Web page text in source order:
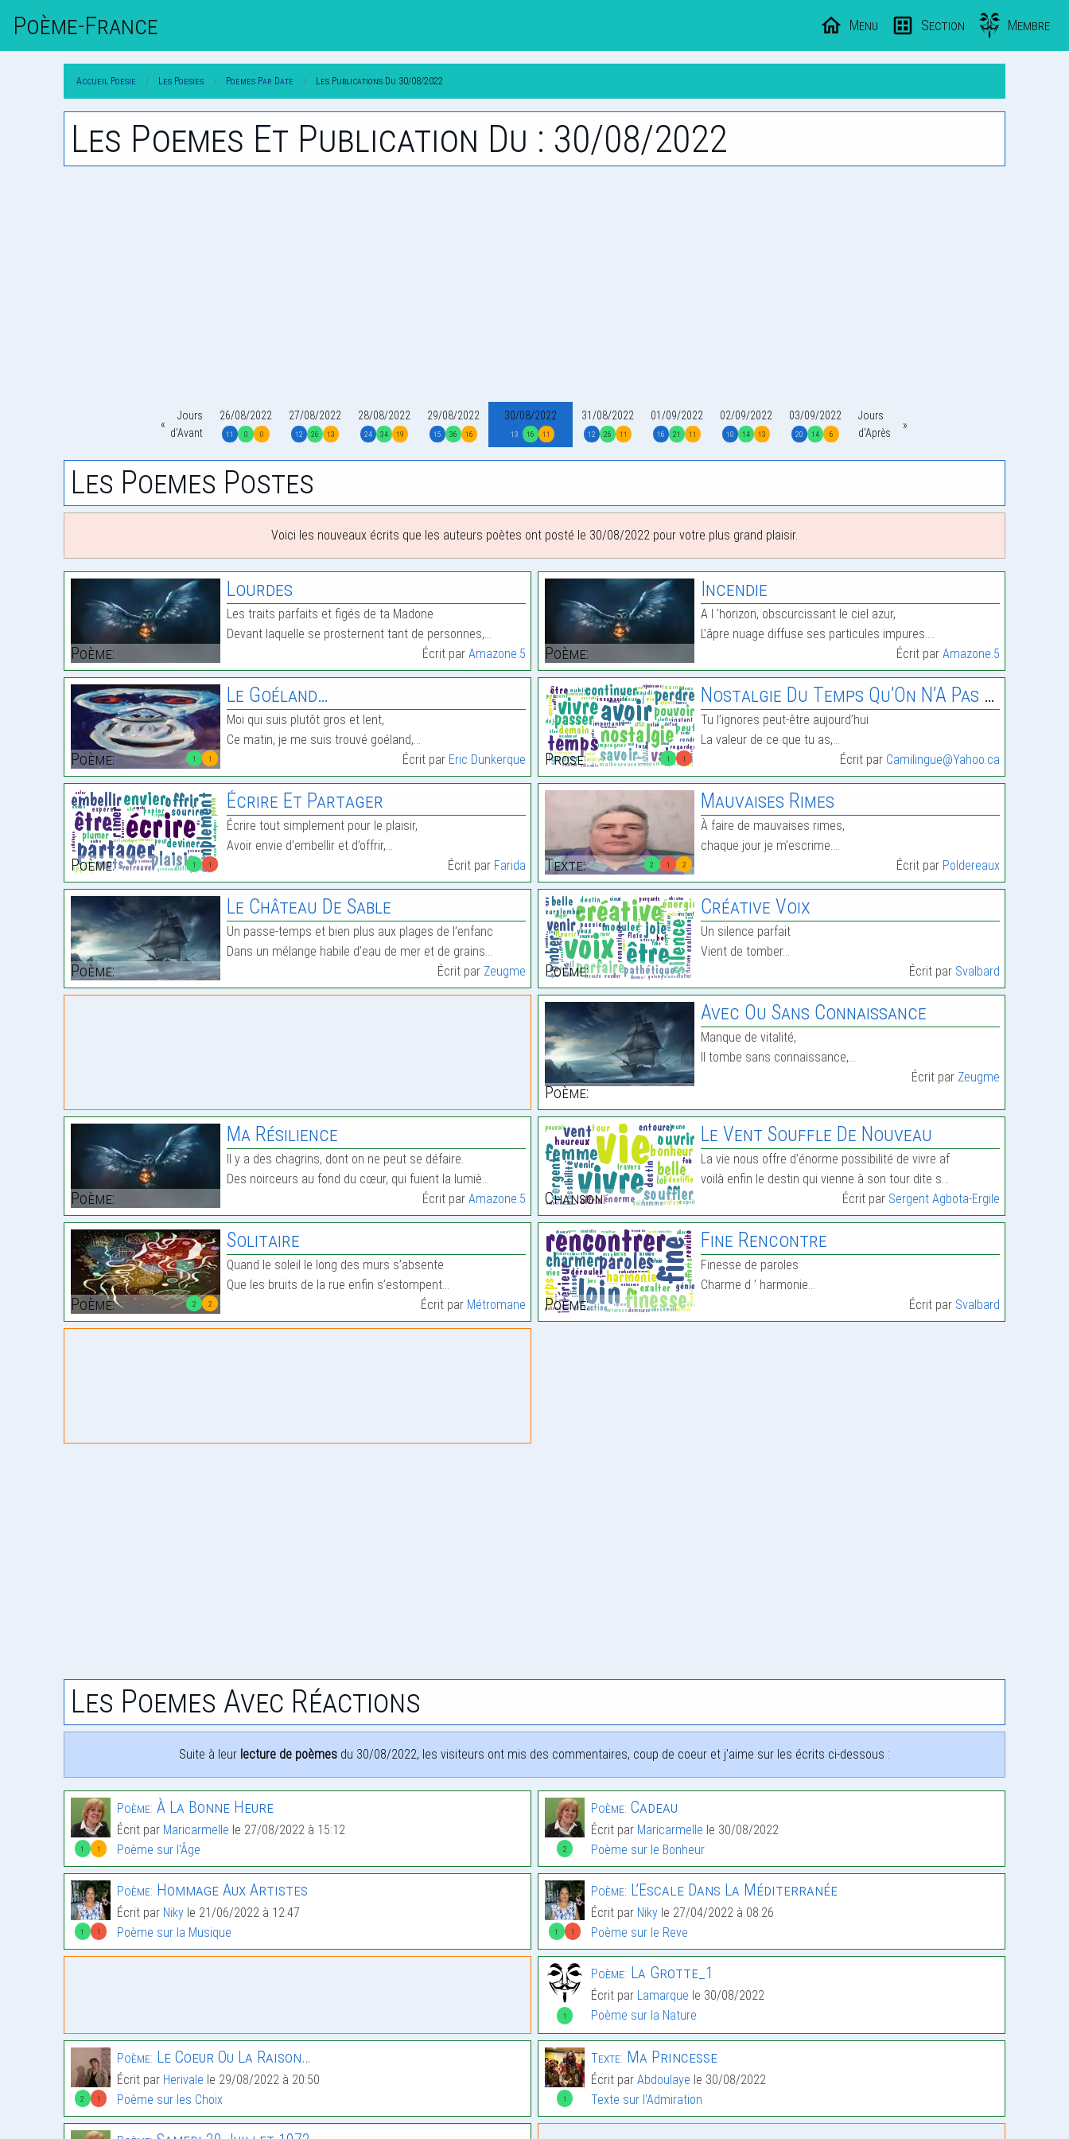
Poème-FrAnce Menu Section Membre
Accueil Poesie Les Poesies Poemes Par Date Les Publications Du 30/08/2022
Les Poemes Et Publication Du : 30/08/2022
Jours
d'Avant
26/08/2022
11 0 0
27/08/2022
12 26 13
28/08/2022
24 34 19
29/08/2022
15 36 16
30/08/2022
13 16 11
31/08/2022
12 26 11
01/09/2022
16 21 11
02/09/2022
10 14 13
03/09/2022
20 14 6
Jours
d'Après
Les Poemes Postes
Voici les nouveaux écrits que les auteurs poètes ont posté le 30/08/2022 pour votre plus grand plaisir.
Poème:
Lourdes
Les traits parfaits et figés de ta Madone
Devant laquelle se prosternent tant de personnes,…
Écrit parAmazone.5 Poème:
Incendie
A l ’horizon, obscurcissant le ciel azur,
L’âpre nuage diffuse ses particules impures.…
Écrit parAmazone.5
1 1
Poème:
Le Goéland…
Moi qui suis plutôt gros et lent,
Ce matin, je me suis trouvé goéland,…
Écrit par Eric Dunkerque 1 1
Prose:
Nostalgie Du Temps Qu’On N’A Pas Vécu.
Tu l’ignores peut-être aujourd’hui
La valeur de ce que tu as,…
Écrit par Camilingue@Yahoo.ca
1 1
Poème:
Écrire Et Partager
Écrire tout simplement pour le plaisir,
Avoir envie d’embellir et d’offrir,…
Écrit par Farida 2 1 2
Texte:
Mauvaises Rimes
À faire de mauvaises rimes,
chaque jour je m’escrime.…
Écrit par Poldereaux
Poème:
Le Château De Sable
Un passe-temps et bien plus aux plages de l’enfanc
Dans un mélange habile d’eau de mer et de grains…
Écrit par Zeugme Poème:
Créative Voix
Un silence parfait
Vient de tomber…
Écrit par Svalbard
Poème:
Avec Ou Sans Connaissance
Manque de vitalité,
Il tombe sans connaissance,…
Écrit par Zeugme
Poème:
Ma Résilience
Il y a des chagrins, dont on ne peut se défaire.
Des noirceurs au fond du cœur, qui fuient la lumiè…
Écrit parAmazone.5 Chanson:
Le Vent Souffle De Nouveau
La vie nous offre d’énorme possibilité de vivre af
voilà enfin le destin qui vienne à son tour dite s…
Écrit par Sergent Agbota-Ergile
2 2
Poème:
Solitaire
Quand le soleil le long des murs s’absente
Que les bruits de la rue enfin s’estompent…
Écrit par Métromane Poème:
Fine Rencontre
Finesse de paroles
Charme d ’ harmonie…
Écrit par Svalbard
Les Poemes Avec Réactions
Suite à leur lecture de poèmes du 30/08/2022, les visiteurs ont mis des commentaires, coup de coeur et j'aime sur les écrits ci-dessous :
1 1
Poème: À La Bonne Heure
Écrit par Maricarmelle le 27/08/2022 à 15:12
Poème sur l'Âge
2
Poème: Cadeau
Écrit par Maricarmelle le 30/08/2022
Poème sur le Bonheur
1 1
Poème: Hommage Aux Artistes
Écrit par Niky le 21/06/2022 à 12:47
Poème sur la Musique
1 1
Poème: L’Escale Dans La Méditerranée
Écrit par Niky le 27/04/2022 à 08:26
Poème sur le Reve
1
Poème: La Grotte_1
Écrit par Lamarque le 30/08/2022
Poème sur la Nature
2 1
Poème: Le Coeur Ou La Raison…
Écrit par Herivale le 29/08/2022 à 20:50
Poème sur les Choix
1
Texte: Ma Princesse
Écrit par Abdoulaye le 30/08/2022
Texte sur l'Admiration